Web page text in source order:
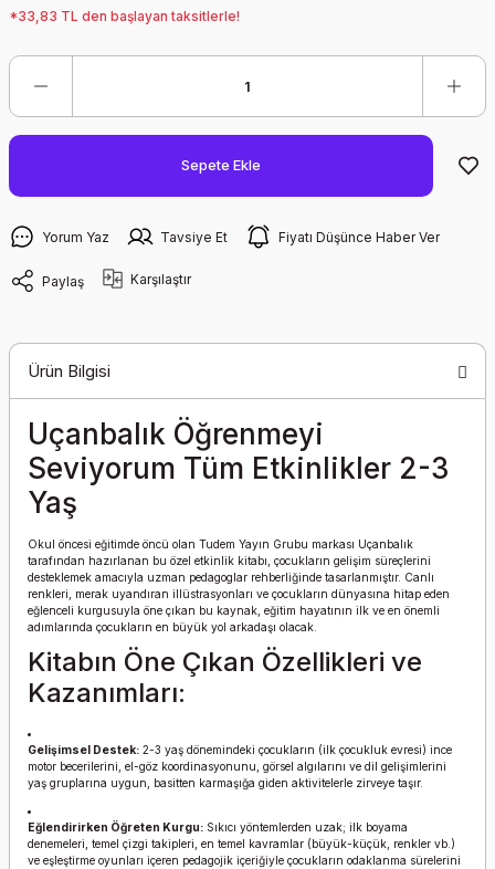
*33,83 TL den başlayan taksitlerle!
Sepete Ekle
Yorum Yaz Tavsiye Et Fiyatı Düşünce Haber Ver
Paylaş Karşılaştır
Ürün Bilgisi
Uçanbalık Öğrenmeyi
Seviyorum Tüm Etkinlikler 2-3
Yaş
Okul öncesi eğitimde öncü olan Tudem Yayın Grubu markası Uçanbalık
tarafından hazırlanan bu özel etkinlik kitabı, çocukların gelişim süreçlerini
desteklemek amacıyla uzman pedagoglar rehberliğinde tasarlanmıştır. Canlı
renkleri, merak uyandıran illüstrasyonları ve çocukların dünyasına hitap eden
eğlenceli kurgusuyla öne çıkan bu kaynak, eğitim hayatının ilk ve en önemli
adımlarında çocukların en büyük yol arkadaşı olacak.
Kitabın Öne Çıkan Özellikleri ve
Kazanımları:
Gelişimsel Destek: 2-3 yaş dönemindeki çocukların (ilk çocukluk evresi) ince
motor becerilerini, el-göz koordinasyonunu, görsel algılarını ve dil gelişimlerini
yaş gruplarına uygun, basitten karmaşığa giden aktivitelerle zirveye taşır.
Eğlendirirken Öğreten Kurgu: Sıkıcı yöntemlerden uzak; ilk boyama
denemeleri, temel çizgi takipleri, en temel kavramlar (büyük-küçük, renkler vb.)
ve eşleştirme oyunları içeren pedagojik içeriğiyle çocukların odaklanma sürelerini